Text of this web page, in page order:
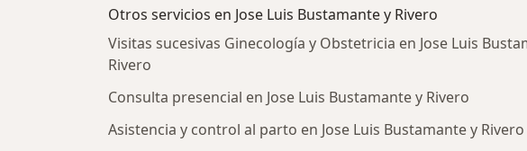
Otros servicios en Jose Luis Bustamante y Rivero
Visitas sucesivas Ginecología y Obstetricia en Jose Luis
Rivero
Consulta presencial en Jose Luis Bustamante y Rivero
Asistencia y control al parto en Jose Luis Bustamante y Rivero